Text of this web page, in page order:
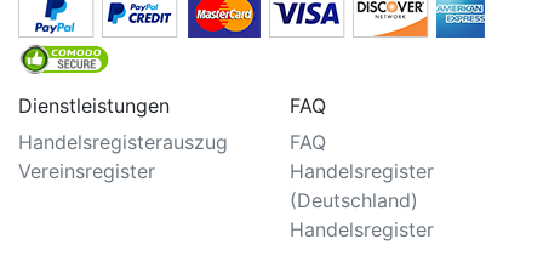
Dienstleistungen
Handelsregisterauszug
Vereinsregister
FAQ
FAQ
Handelsregister
(Deutschland)
Handelsregister